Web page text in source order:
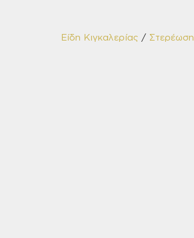
Είδη Κιγκαλερίας / Στερέωση